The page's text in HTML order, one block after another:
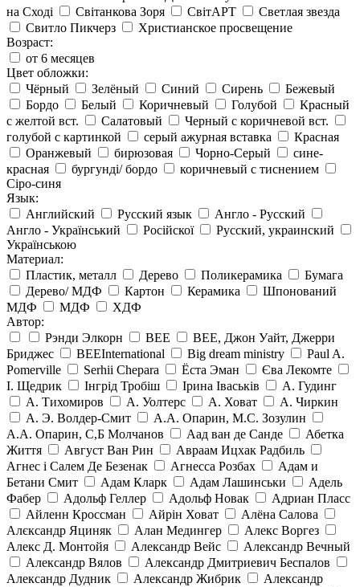
на Сході
Світанкова Зоря СвітАРТ
Светлая звезда
Свитло Пикчерз
Христианское просвещение
Возраст:
от 6 месяцев
Цвет обложки:
Чёрный
Зелёный Синий Сирень
Бежевый
Бордо
Белый Коричневый Голубой
Красный
с желтой вст.
Салатовый
Черный с коричневой вст.
голубой с картинкой
серый ажурная вставка
Красная
Оранжевый
бирюзовая Чорно-Серый
сине-
красная
бургунді/ бордо
коричневый с тиснением
Сіро-синя
Язык:
Английский
Русский язык
Англо - Русский
Англо - Український
Російскої
Русский, украинский
Українською
Материал:
Пластик, металл
Дерево Поликерамика
Бумага
Дерево/ МДФ
Картон Керамика
Шпонований
МДФ
МДФ
ХДФ
Автор:
Рэнди Элкорн
BEE
BEE, Джон Уайт, Джерри
Бриджес
BEEInternational Big dream ministry
Paul A.
Pomerville
Serhii Chepara Ёста Эман
Єва Лекомте
І. Щедрик
Інгрід Тробіш Ірина Іваськів
А. Гудинг
А. Тихомиров
А. Уолтерс А. Ховат
А. Чиркин
А. Э. Волдер-Смит
А.А. Опарин, М.С. Зозулин
А.А. Опарин, С,Б Молчанов
Аад ван де Санде
Абетка
Життя
Август Ван Рин
Авраам Ицхак Радбиль
Агнес і Салем Де Безенак
Агнесса Розбах
Адам и
Бетани Смит
Адам Кларк Адам Лашинськи
Адель
Фабер
Адольф Геллер Адольф Новак
Адриан Пласс
Айленн Кроссман
Айрін Ховат
Алёна Салова
Алєксандр Яциняк
Алан Медингер
Алекс Воргез
Алекс Д. Монтойя
Александр Вейс
Александр Вечный
Александр Вялов
Александр Дмитриевич Беспалов
Александр Дудник
Александр Жибрик
Александр